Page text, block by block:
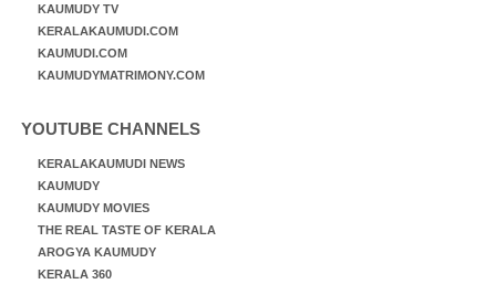
KAUMUDY TV
KERALAKAUMUDI.COM
KAUMUDI.COM
KAUMUDYMATRIMONY.COM
YOUTUBE CHANNELS
KERALAKAUMUDI NEWS
KAUMUDY
KAUMUDY MOVIES
THE REAL TASTE OF KERALA
AROGYA KAUMUDY
KERALA 360